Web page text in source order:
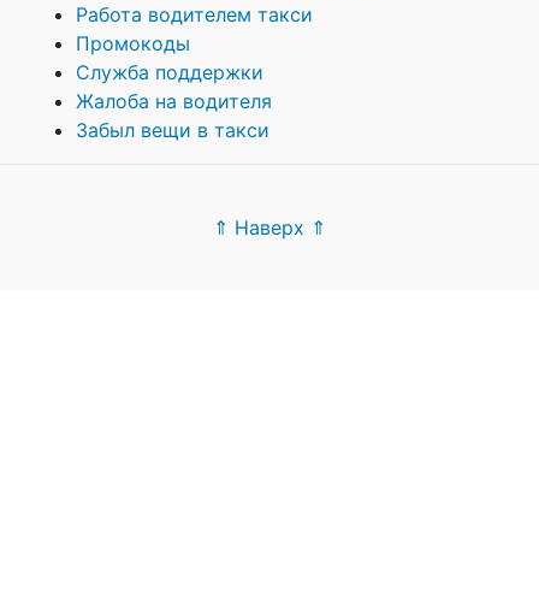
Работа водителем такси
Промокоды
Служба поддержки
Жалоба на водителя
Забыл вещи в такси
⇑ Наверх ⇑